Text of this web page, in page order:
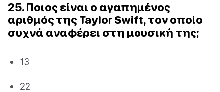
25. Ποιος είναι ο αγαπημένος
αριθμός της Taylor Swift, τον οποίο
συχνά αναφέρει στη μουσική της;
13
22